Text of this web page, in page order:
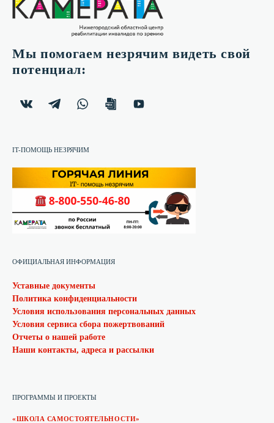
Мы помогаем незрячим видеть свой
потенциал:
IT-ПОМОЩЬ НЕЗРЯЧИМ
ПРОГРАММЫ И ПРОЕКТЫ
«ШКОЛА САМОСТОЯТЕЛЬНОСТИ»
ОФИЦИАЛЬНАЯ ИНФОРМАЦИЯ
Уставные документы
Политика конфиденциальности
Условия использования персональных данных
Условия сервиса сбора пожертвований
Отчеты о нашей работе
Наши контакты, адреса и рассылки